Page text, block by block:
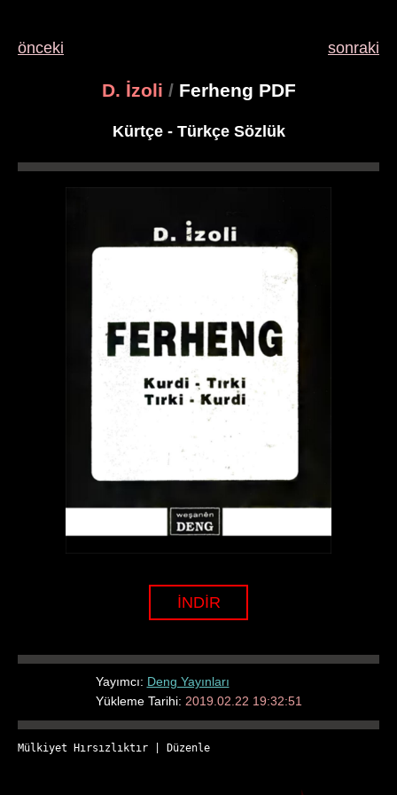
önceki sonraki
D. İzoli /Ferheng PDF
Kürtçe - Türkçe Sözlük
İNDİR
Yayımcı: Deng Yayınları
Yükleme Tarihi: 2019.02.22 19:32:51
Mülkiyet Hırsızlıktır Düzenle